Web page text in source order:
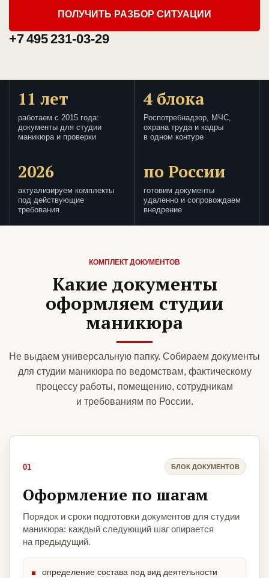
ПОЛУЧИТЬ РАЗБОР СИТУАЦИИ
+7 495 231-03-29
11 лет
работаем с 2015 года:
документы для студии
маникюра и проверки
4 блока
Роспотребнадзор, МЧС,
охрана труда и кадры
в одном контуре
2026
актуализируем комплекты
под действующие
требования
по России
готовим документы
удаленно и сопровождаем
внедрение
КОМПЛЕКТ ДОКУМЕНТОВ
Какие документы
оформляем студии
маникюра
Не выдаем универсальную папку. Собираем документы
для студии маникюра по ведомствам, фактическому
процессу работы, помещению, сотрудникам
и требованиям по России.
01 БЛОК ДОКУМЕНТОВ
Оформление по шагам
Порядок и сроки подготовки документов для студии
маникюра: каждый следующий шаг опирается
на предыдущий.
определение состава под вид деятельности